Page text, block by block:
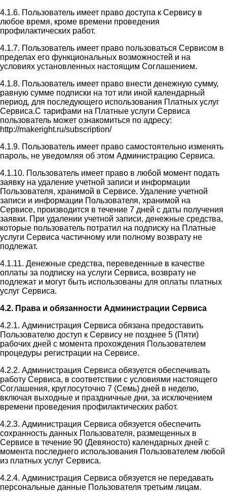
4.1.6. Пользователь имеет право доступа к Сервису в
любое время, кроме времени проведения
профилактических работ.
4.1.7. Пользователь имеет право пользоваться Сервисом в
пределах его функциональных возможностей и на
условиях установленных настоящим Соглашением.
4.1.8. Пользователь имеет право внести денежную сумму,
равную сумме подписки на тот или иной календарный
период, для последующего использования Платных услуг
Сервиса.С тарифами на Платные услуги Сервиса
пользователь может ознакомиться по адресу:
http://makeright.ru/subscription/
4.1.9. Пользователь имеет право самостоятельно изменять
пароль, не уведомляя об этом Администрацию Сервиса.
4.1.10. Пользователь имеет право в любой момент подать
заявку на удаление учетной записи и информации
Пользователя, хранимой в Сервисе. Удаление учетной
записи и информации Пользователя, хранимой на
Сервисе, производится в течение 7 дней с даты получения
заявки. При удалении учетной записи, денежные средства,
которые пользователь потратил на подписку на Платные
услуги Сервиса частичному или полному возврату не
подлежат.
4.1.11. Денежные средства, переведенные в качестве
оплаты за подписку на услуги Сервиса, возврату не
подлежат и могут быть использованы для оплаты платных
услуг Сервиса.
4.2. Права и обязанности Администрации Сервиса
4.2.1. Администрация Сервиса обязана предоставить
Пользователю доступ к Сервису не позднее 5 (Пяти)
рабочих дней с момента прохождения Пользователем
процедуры регистрации на Сервисе.
4.2.2. Администрация Сервиса обязуется обеспечивать
работу Сервиса, в соответствии с условиями настоящего
Соглашения, круглосуточно 7 (Семь) дней в неделю,
включая выходные и праздничные дни, за исключением
времени проведения профилактических работ.
4.2.3. Администрация Сервиса обязуется обеспечить
сохранность данных Пользователя, размещенных в
Сервисе в течение 90 (Девяносто) календарных дней с
момента последнего использования Пользователем любой
из платных услуг Сервиса.
4.2.4. Администрация Сервиса обязуется не передавать
персональные данные Пользователя третьим лицам.